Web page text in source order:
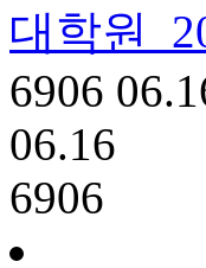
대학원
6906
06.16
6906